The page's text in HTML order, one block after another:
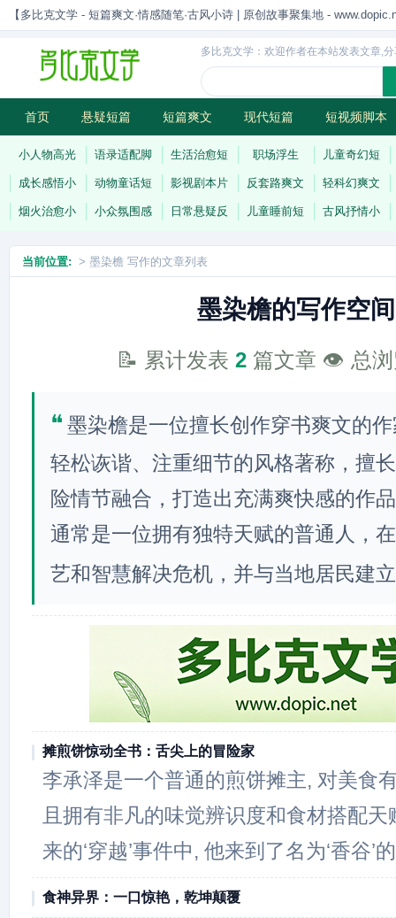
【多比克文学 - 短篇爽文·情感随笔·古风小诗 | 原创故事聚集地 -
多比克文学：欢迎作者在本站发表文章,
首页 悬疑短篇 短篇爽文 现代短篇 短视频脚本
古风小诗 科幻短篇 现代小诗 连载
小人物高光 语录适配脚 生活治愈短 职场浮生 儿童奇幻短
成长感悟小 动物童话短 影视剧本片 反套路爽文 轻科幻爽文
烟火治愈小 小众氛围感 日常悬疑反 儿童睡前短 古风抒情小
当前位置: > 墨染檐 写作的文章列表
墨染檐的写作空间
📝 累计发表 2篇文章 👁️ 总
❝ 墨染檐是一位擅长创作穿书爽文的
轻松诙谐、注重细节的风格著称，擅
险情节融合，打造出充满爽快感的作
通常是一位拥有独特天赋的普通人，
艺和智慧解决危机，并与当地居民建
摊煎饼惊动全书：舌尖上的冒险家
李承泽是一个普通的煎饼摊主, 对美食
且拥有非凡的味觉辨识度和食材搭配
来的‘穿越’事件中, 他来到了名为‘香谷’
食神异界：一口惊艳，乾坤颠覆